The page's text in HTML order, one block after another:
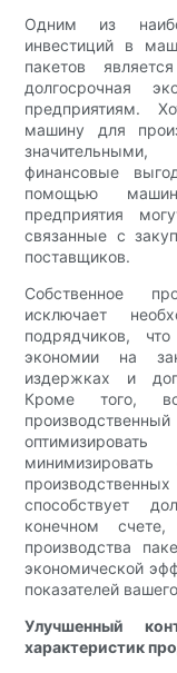
Одним из
инвестиций в
пакетов
долгосрочная
предприятиям.
машину для
финансовые
помощью
предприятия
связанные с
поставщиков.
Собственное
исключает
подрядчиков,
экономии на
издержках и
Кроме того,
способствует
конечном
производства
экономической
показателей
Улучшенный
характеристик